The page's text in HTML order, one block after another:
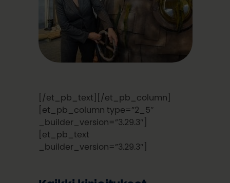
[/et_pb_text][/et_pb_column]
[et_pb_column type=”2_5″
_builder_version=”3.29.3″]
[et_pb_text
_builder_version=”3.29.3″]